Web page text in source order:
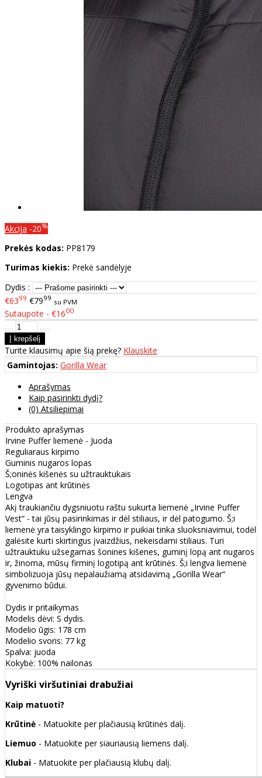
Akcija -20%
Prekės kodas: PP8179
Turimas kiekis: Prekė sandėlyje
Dydis :
€6399 €7999 su PVM
Sutaupote - €1600
Turite klausimų apie šią prekę? Klauskite
Gamintojas: Gorilla Wear
Aprašymas
Kaip pasirinkti dydį?
(0) Atsiliepimai
Produkto aprašymas
Irvine Puffer liemenė - Juoda
Reguliaraus kirpimo
Guminis nugaros lopas
Š;oninės kišenės su užtrauktukais
Logotipas ant krūtinės
Lengva
Akį traukiančiu dygsniuotu raštu sukurta liemenė „Irvine Puffer
Vest“ - tai jūsų pasirinkimas ir dėl stiliaus, ir dėl patogumo. Š;i
liemenė yra taisyklingo kirpimo ir puikiai tinka sluoksniavimui, todėl
galėsite kurti skirtingus įvaizdžius, nekeisdami stiliaus. Turi
užtrauktuku užsegamas šonines kišenes, guminį lopą ant nugaros
ir, žinoma, mūsų firminį logotipą ant krūtinės. Š;i lengva liemenė
simbolizuoja jūsų nepalaužiamą atsidavimą „Gorilla Wear“
gyvenimo būdui.
Dydis ir pritaikymas
Modelis dėvi: S dydis.
Modelio ūgis: 178 cm
Modelio svoris: 77 kg
Spalva: juoda
Kokybė: 100% nailonas
Vyriški viršutiniai drabužiai
Kaip matuoti?
Krūtinė - Matuokite per plačiausią krūtinės dalį.
Liemuo - Matuokite per siauriausią liemens dalį.
Klubai - Matuokite per plačiausią klubų dalį.